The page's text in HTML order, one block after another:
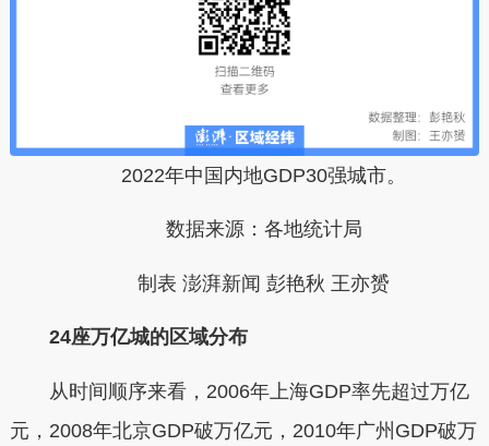
2022年中国内地GDP30强城市。
数据来源：各地统计局
制表 澎湃新闻 彭艳秋 王亦赟
24座万亿城的区域分布
从时间顺序来看，2006年上海GDP率先超过万亿
元，2008年北京GDP破万亿元，2010年广州GDP破万